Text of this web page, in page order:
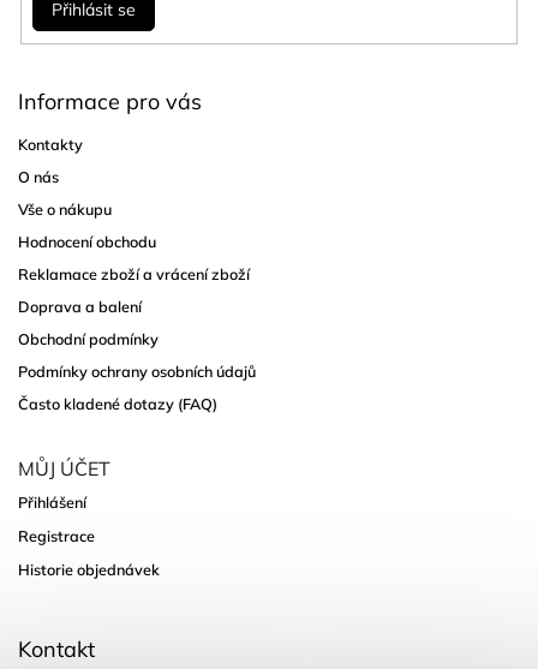
Přihlásit se
Informace pro vás
Kontakty
O nás
Vše o nákupu
Hodnocení obchodu
Reklamace zboží a vrácení zboží
Doprava a balení
Obchodní podmínky
Podmínky ochrany osobních údajů
Často kladené dotazy (FAQ)
MŮJ ÚČET
Přihlášení
Registrace
Historie objednávek
Kontakt